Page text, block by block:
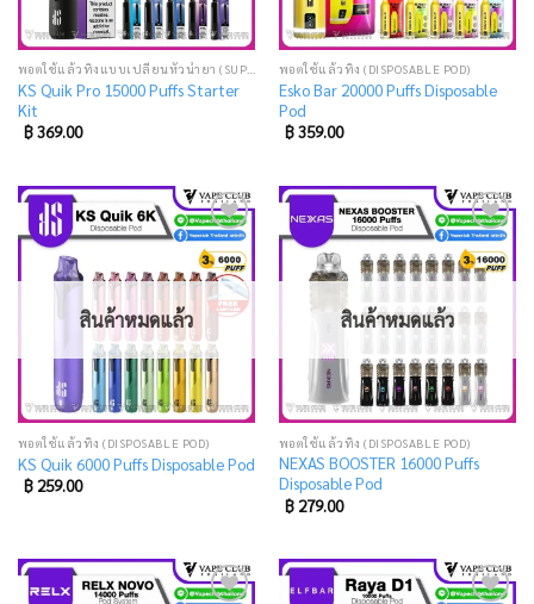
KS Quik Pro 15000 Puffs Starter
Kit
฿369.00
พอตใช้แล้วทิ้ง (DISPOSABLE POD)
Esko Bar 20000 Puffs Disposable
Pod
฿359.00
Add
to
wishlist
สินค้าหมดแล้ว
พอตใช้แล้วทิ้ง (DISPOSABLE POD)
KS Quik 6000 Puffs Disposable Pod
฿259.00
Add
to
wishlist
สินค้าหมดแล้ว
พอตใช้แล้วทิ้ง (DISPOSABLE POD)
NEXAS BOOSTER 16000 Puffs
Disposable Pod
฿279.00